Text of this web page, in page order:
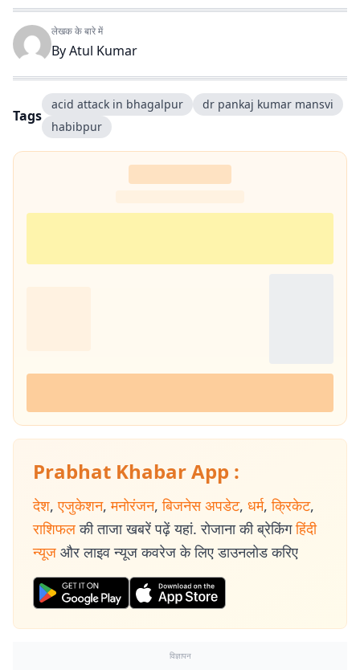
लेखक के बारे में
ByAtul Kumar
Tags
acid attack in bhagalpur
dr pankaj kumar mansvi
habibpur
Prabhat Khabar App :
देश, एजुकेशन, मनोरंजन, बिजनेस अपडेट, धर्म, क्रिकेट,
राशिफल की ताजा खबरें पढ़ें यहां. रोजाना की ब्रेकिंग हिंदी
न्यूज और लाइव न्यूज कवरेज के लिए डाउनलोड करिए
विज्ञापन